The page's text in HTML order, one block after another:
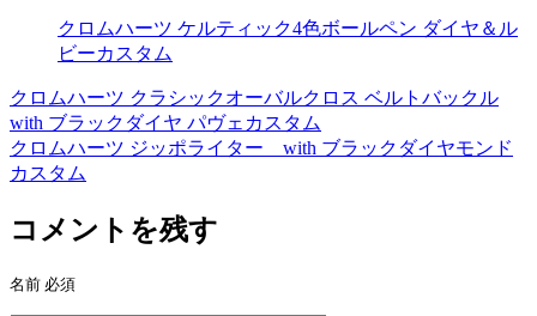
クロムハーツ ケルティック4色ボールペン ダイヤ＆ル
ビーカスタム
投
稿
ナ
ビ
ー
クロムハーツ クラシックオーバルクロス ベルトバックル
with ブラックダイヤ パヴェカスタム
クロムハーツ ジッポライター with ブラックダイヤモンド
カスタム
コメントを残す
名前 必須